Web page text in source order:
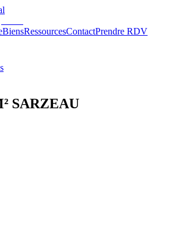
BiensRessourcesContactPrendre RDV
SARZEAU